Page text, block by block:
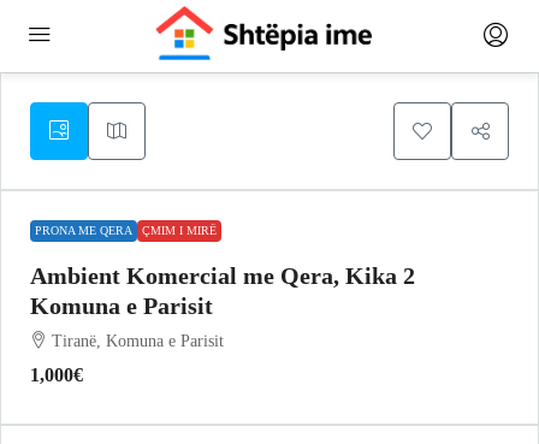
PRONA ME QERA ÇMIM I MIRË
Ambient Komercial me Qera, Kika 2
Komuna e Parisit
Tiranë, Komuna e Parisit
1,000€